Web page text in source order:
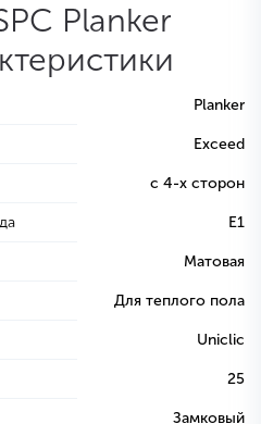
Planker
Planker
Exceed
с 4-х сторон
E1
Матовая
Для теплого пола
Uniclic
25
Замковый